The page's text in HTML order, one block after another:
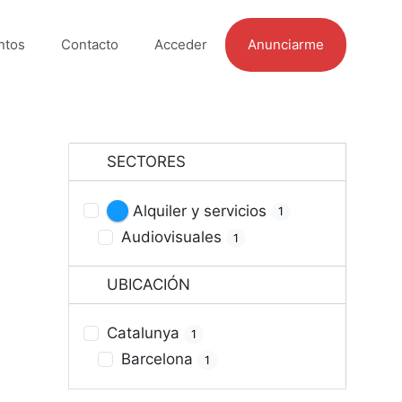
Contacto Acceder Anunciarme
SECTORES
Alquiler y servicios 1
Audiovisuales 1
UBICACIÓN
Catalunya 1
Barcelona 1